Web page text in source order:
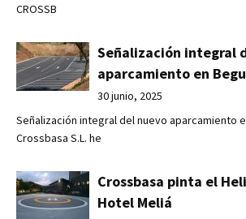
CROSSB
Señalización integral
aparcamiento en
30 junio, 2025
Señalización integral del nuevo aparcamiento
Crossbasa S.L. he
Crossbasa pinta el
Hotel Meliá